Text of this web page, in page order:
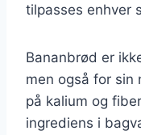
tilpasses enhver
Bananbrød er
men også for
på kalium og
ingrediens i